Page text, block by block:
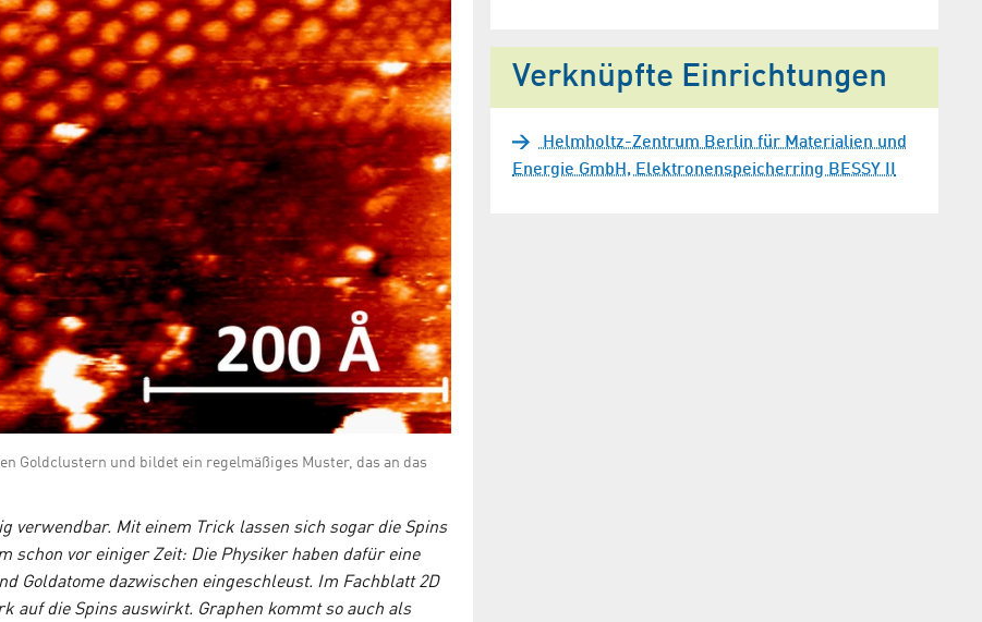
Goldclustern und bildet ein regelmäßiges Muster, das an das
verwendbar. Mit einem Trick lassen sich sogar die Spins
schon vor einiger Zeit: Die Physiker haben dafür eine
Goldatome dazwischen eingeschleust. Im Fachblatt 2D
auf die Spins auswirkt. Graphen kommt so auch als
Verknüpfte Einrichtungen
Helmholtz-Zentrum Berlin für Materialien und
Energie GmbH, Elektronenspeicherring BESSY II